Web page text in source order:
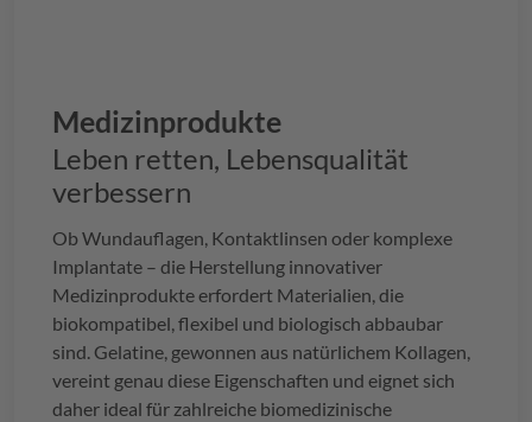
Medizinprodukte
Leben retten, Lebensqualität
verbessern
Ob Wundauflagen, Kontaktlinsen oder komplexe
Implantate – die Herstellung innovativer
Medizinprodukte erfordert Materialien, die
biokompatibel, flexibel und biologisch abbaubar
sind. Gelatine, gewonnen aus natürlichem Kollagen,
vereint genau diese Eigenschaften und eignet sich
daher ideal für zahlreiche biomedizinische